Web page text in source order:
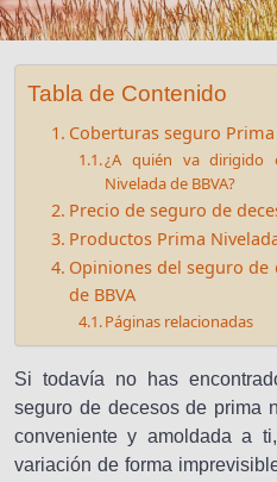
Tabla de Contenido
Coberturas seguro Prima
¿A quién va dirigido
Nivelada de BBVA?
Precio de seguro de
Productos Prima
Opiniones del seguro de
de BBVA
Páginas relacionadas
Si todavía no has
seguro de decesos de prima
conveniente y amoldada a
variación de forma